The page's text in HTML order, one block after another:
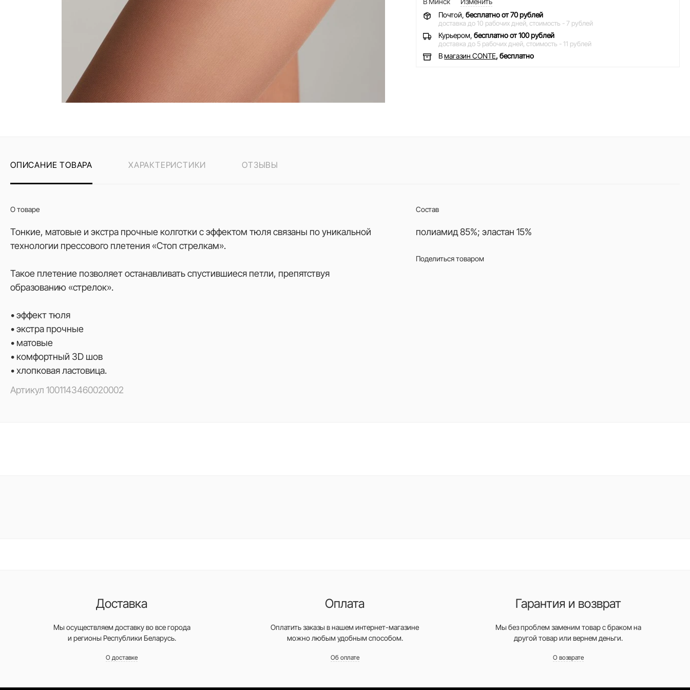
Почтой,бесплатно от 70 рублей
доставка до 10 рабочих дней, стоимость - 7 рублей
Курьером,бесплатно от 100 рублей
доставка до 5 рабочих дней, стоимость - 11 рублей
Вмагазин CONTE, бесплатно
ОПИСАНИЕ ТОВАРА ХАРАКТЕРИСТИКИ ОТЗЫВЫ
О товаре
Тонкие, матовые и экстра прочные колготки с эффектом тюля связаны по уникальной
технологии прессового плетения «Стоп стрелкам».
Такое плетение позволяет останавливать спустившиеся петли, препятствуя
образованию «стрелок».
• эффект тюля
• экстра прочные
• матовые
• комфортный 3D шов
• хлопковая ластовица.
Артикул 1001143460020002
Состав
полиамид 85%; эластан 15%
Поделиться товаром
Доставка
Мы осуществляем доставку во все города
и регионы Республики Беларусь.
О доставке
Оплата
Оплатить заказы в нашем интернет-магазине
можно любым удобным способом.
Об оплате
Гарантия и возврат
Мы без проблем заменим товар с браком на
другой товар или вернем деньги.
О возврате